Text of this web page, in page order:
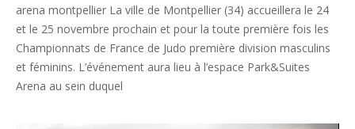
arena montpellier La ville de Montpellier (34) accueillera le 24
et le 25 novembre prochain et pour la toute première fois les
Championnats de France de Judo première division masculins
et féminins. L’événement aura lieu à l’espace Park&Suites
Arena au sein duquel